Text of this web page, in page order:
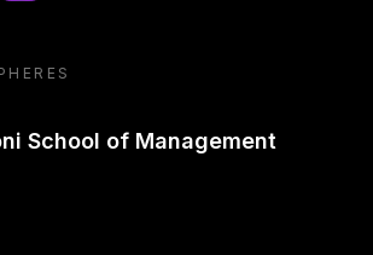
School of Management